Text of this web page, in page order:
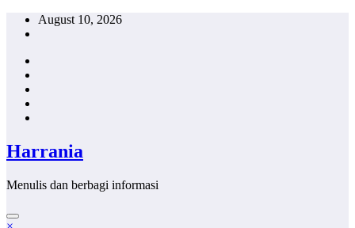
Skip
August 10, 2026
Harrania
Menulis dan berbagi informasi